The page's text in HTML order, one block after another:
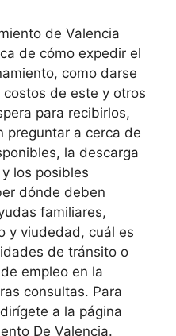
de Valencia
de cómo expedir el
como darse
de este y otros
para recibirlos,
preguntar a cerca de
la descarga
los posibles
dónde deben
familiares,
y viudedad, cuál es
de tránsito o
empleo en la
consultas. Para
a la página
De Valencia.